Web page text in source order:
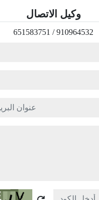
وكيل الاتصال
651583751 /910964532
عنوان